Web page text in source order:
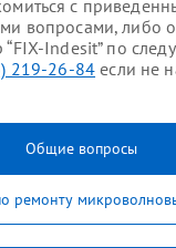
с
вопросами, либо
“FIX-Indesit” по
219-26-84 если не
Общие вопросы
ремонту